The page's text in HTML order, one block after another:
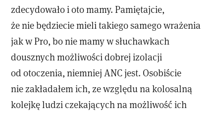
zdecydowało i oto mamy. Pamiętajcie,
że nie będziecie mieli takiego samego wrażenia
jak w Pro, bo nie mamy w słuchawkach
dousznych możliwości dobrej izolacji
od otoczenia, niemniej ANC jest. Osobiście
nie zakładałem ich, ze względu na kolosalną
kolejkę ludzi czekających na możliwość ich